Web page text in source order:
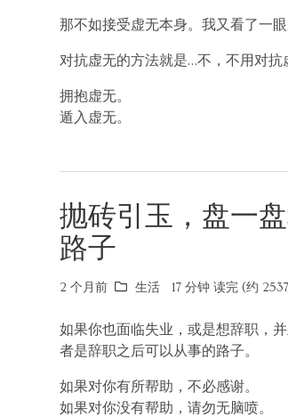
那不如接受虚无本身。我又看了一
对抗虚无的方法就是…不，不用对抗
拥抱虚无。
遁入虚无。
抛砖引玉，盘一
路子
2 个月前 生活 17 分钟 读完 (约
如果你也面临失业，或是想辞职，
者是辞职之后可以从事的路子。
如果对你有所帮助，不必感谢。
如果对你没有帮助，请勿无脑喷。